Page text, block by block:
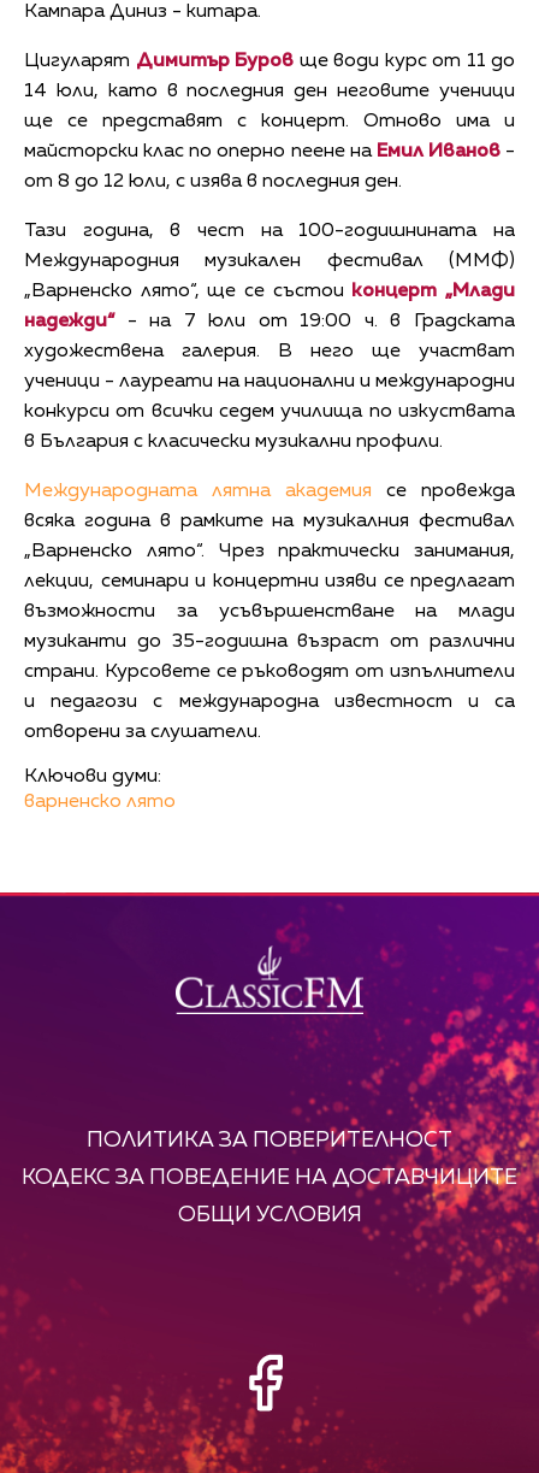
Кампара Диниз - китара.
Цигуларят Димитър Буров ще води курс от 11 до
14 юли, като в последния ден неговите ученици
ще се представят с концерт. Отново има и
майсторски клас по оперно пеене на Емил Иванов-
от 8 до 12 юли, с изява в последния ден.
Тази година, в чест на 100-годишнината на
Международния музикален фестивал (ММФ)
„Варненско лято“, ще се състои
концерт „Млади
надежди“- на 7 юли от 19:00 ч. в Градската
художествена галерия. В него ще участват
ученици - лауреати на национални и международни
конкурси от всички седем училища по изкуствата
в България с класически музикални профили.
Международната лятна академия се провежда
всяка година в рамките на музикалния фестивал
„Варненско лято“. Чрез практически занимания,
лекции, семинари и концертни изяви се предлагат
възможности за усъвършенстване на млади
музиканти до 35-годишна възраст от различни
страни. Курсовете се ръководят от изпълнители
и педагози с международна известност и са
отворени за слушатели.
Ключови думи:
варненско лято
ПОЛИТИКА ЗА ПОВЕРИТЕЛНОСТ
КОДЕКС ЗА ПОВЕДЕНИЕ НА ДОСТАВЧИЦИТЕ
ОБЩИ УСЛОВИЯ